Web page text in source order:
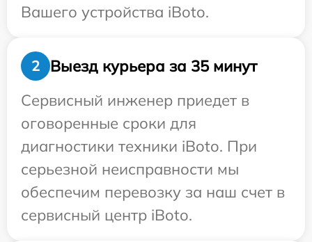
Вашего устройства iBoto.
2
Выезд курьера за 35 минут
Сервисный инженер приедет в
оговоренные сроки для
диагностики техники iBoto. При
серьезной неисправности мы
обеспечим перевозку за наш счет в
сервисный центр iBoto.